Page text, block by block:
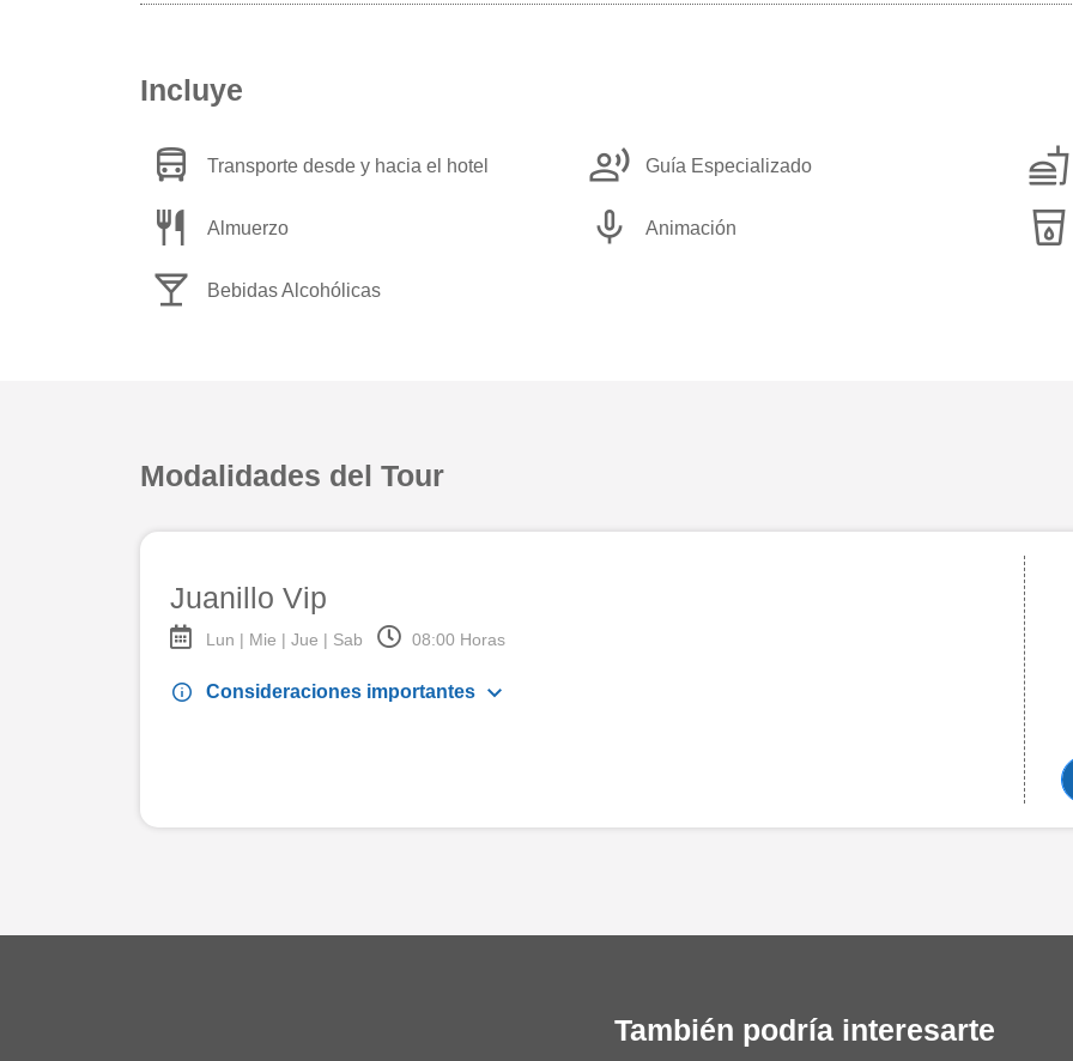
Incluye
directions_bus Transporte desde y hacia el hotel record_voice_over Guía Especializado fastfood
restaurant Almuerzo mic Animación local_drink
local_bar Bebidas Alcohólicas
Modalidades del Tour
Juanillo Vip
Lun | Mie | Jue | Sab 08:00 Horas
info Consideraciones importantes keyboard_arrow_down
También podría interesarte